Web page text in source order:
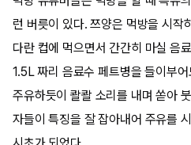
런 버릇이 있다. 쯔양은 먹방을 시작
다란 컵에 먹으면서 간간히 마실 음
1.5L 짜리 음료수 페트병을 들이부
주유하듯이 콸콸 소리를 내며 쏟아
자들이 특징을 잘 잡아내어 주유를